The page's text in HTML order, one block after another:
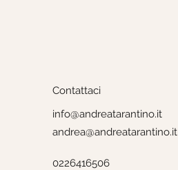
Contattaci
info@andreatarantino.it
andrea@andreatarantino.it
0226416506